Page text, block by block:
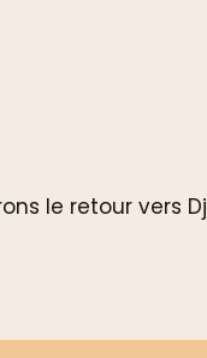
le retour vers